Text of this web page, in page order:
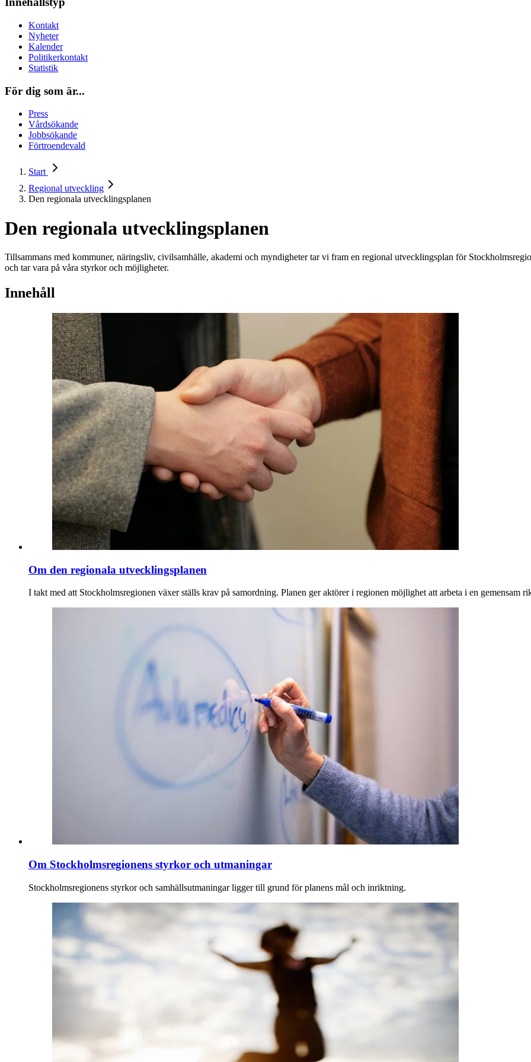
Kontakt
Nyheter
Kalender
Politikerkontakt
Statistik
För dig som är...
Press
Vårdsökande
Jobbsökande
Förtroendevald
Start
Regional utveckling
Den regionala utvecklingsplanen
Den regionala utvecklingsplanen
Tillsammans med kommuner, näringsliv, civilsamhälle, akademi och myndigheter tar vi fram en regional utvecklingsplan för
och tar vara på våra styrkor och möjligheter.
Innehåll
Om den regionala utvecklingsplanen
I takt med att Stockholmsregionen växer ställs krav på samordning. Planen ger aktörer i regionen möjlighet att arbeta i en gemensam
Om Stockholmsregionens styrkor och utmaningar
Stockholmsregionens styrkor och samhällsutmaningar ligger till grund för planens mål och inriktning.